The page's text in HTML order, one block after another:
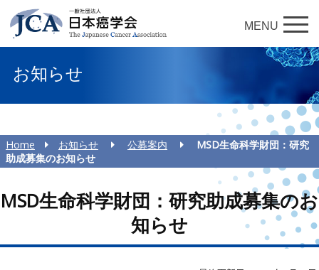
MENU
お知らせ
Home お知らせ 公募案内
MSD生命科学財団：研究
助成募集のお知らせ
MSD生命科学財団：研究助成募集のお
知らせ